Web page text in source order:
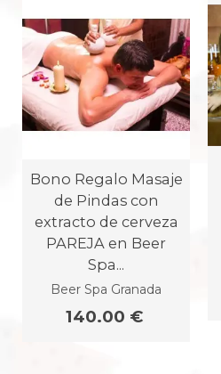
Bono Regalo Masaje
de Pindas con
extracto de cerveza
PAREJA en Beer
Spa...
Beer Spa Granada
140.00 €